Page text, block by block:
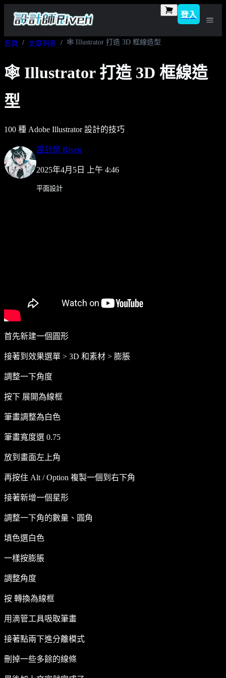
登入
首頁 文章列表 🕸️ Illustrator 打造 3D 框線造型
🕸️ Illustrator 打造 3D 框線造
型
100 種 Adobe Illustrator 設計的技巧
設計師 Riven
2025年4月5日 上午 4:46
平面設計
首先新建一個圓形
接著到效果選單 > 3D 和素材 > 膨脹
調整一下角度
按下 展開為線框
筆畫調整為白色
筆畫寬度選 0.75
放到畫面左上角
再按住 Alt / Option 複製一個到右下角
接著新增一個星形
調整一下角的數量、圓角
填色選白色
一樣按膨脹
調整角度
按 轉換為線框
用滴管工具吸取筆畫
接著點兩下進分離模式
刪掉一些多餘的線條